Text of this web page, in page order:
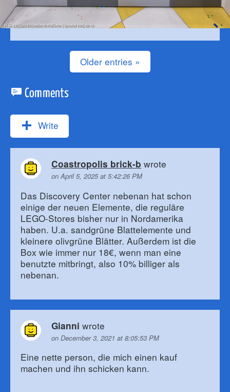
Older entries »
Comments
Write
Coastropolis brick-b wrote
on April 5, 2025 at 5:42:26 PM
Das Discovery Center nebenan hat schon
einige der neuen Elemente, die reguläre
LEGO-Stores bisher nur in Nordamerika
haben. U.a. sandgrüne Blattelemente und
kleinere olivgrüne Blätter. Außerdem ist die
Box wie immer nur 18€, wenn man eine
benutzte mitbringt, also 10% billiger als
nebenan.
Gianni wrote
on December 3, 2021 at 8:05:53 PM
Eine nette person, die mich einen kauf
machen und ihn schicken kann.